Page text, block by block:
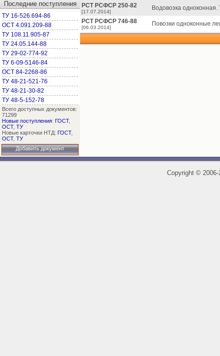
Последние поступления
ТУ 16-526.694-86
ОСТ 4.091.209-88
ТУ 108.11.905-87
ТУ 24.05.144-88
ТУ 29-02-774-92
ТУ 6-09-5146-84
ОСТ 84-2268-86
ТУ 48-21-521-76
ТУ 48-21-30-82
ТУ 48-5-152-78
Всего доступных документов:
71299
Новые поступления: ГОСТ,
ОСТ, ТУ
Новые карточки НТД: ГОСТ,
ОСТ, ТУ
Добавить документ
РСТ РСФСР 250-82
[17.07.2014]
Водовозка одноконная.
РСТ РСФСР 746-88
[06.03.2014]
Повозки одноконные
Copyright ©